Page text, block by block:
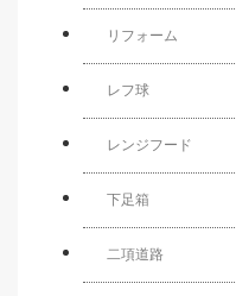
リフォーム
レフ球
レンジフード
下足箱
二項道路